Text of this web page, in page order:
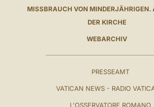
MISSBRAUCH VON MINDERJÄHRIGEN.
DER KIRCHE
WEBARCHIV
PRESSEAMT
VATICAN NEWS - RADIO
L'OSSERVATORE ROMANO